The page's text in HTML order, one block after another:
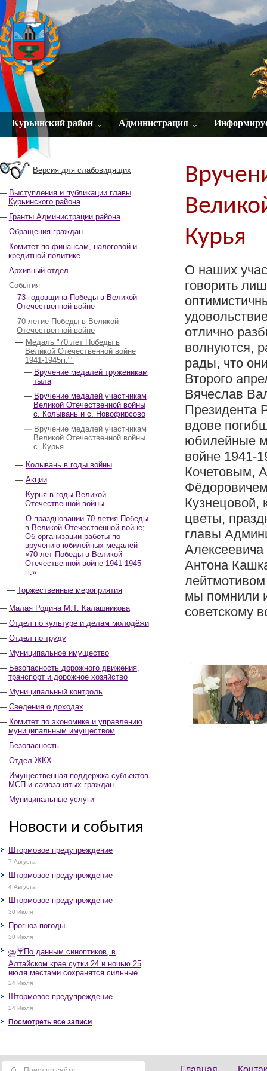
Курьинский район Администрация
Версия для слабовидящих
Выступления и публикации главы
Курьинского района
Гранты Администрации района
Обращения граждан
Комитет по финансам, налоговой и
кредитной политике
Архивный отдел
События
73 годовщина Победы в Великой
Отечественной войне
70-летие Победы в Великой
Отечественной войне
Медаль "70 лет Победы в
Великой Отечественной войне
1941-1945гг.""
Вручение медалей труженикам
тыла
Вручение медалей участникам
Великой Отечественной войны
с. Колывань и с. Новофирсово
Вручение медалей участникам
Великой Отечественной войны
с. Курья
Колывань в годы войны
Акции
Курья в годы Великой
Отечественной войны
О праздновании 70-летия Победы
в Великой Отечественной войне;
Об организации работы по
вручению юбилейных медалей
«70 лет Победы в Великой
Отечественной войне 1941-1945
гг.»
Торжественные мероприятия
Малая Родина М.Т. Калашникова
Отдел по культуре и делам молодёжи
Отдел по труду
Муниципальное имущество
Безопасность дорожного движения,
транспорт и дорожное хозяйство
Муниципальный контроль
Сведения о доходах
Комитет по экономике и управлению
муниципальным имуществом
Безопасность
Отдел ЖКХ
Имущественная поддержка субъектов
МСП и самозанятых граждан
Муниципальные услуги
Новости и события
Штормовое предупреждение
7 Августа
Штормовое предупреждение
4 Августа
Штормовое предупреждение
30 Июля
Прогноз погоды
30 Июля
⛈️☔️По данным синоптиков, в
Алтайском крае сутки 24 и ночью 25
июля местами сохранятся сильные
дожди, грозы, при грозах очень
крупный град, шквалистое усиление
ветра до 17-22 м/с, местами порывы
25 м/с и более.
24 Июля
Штормовое предупреждение
24 Июля
Посмотреть все записи
Курья
О наших
говорить
отлично
волнуются,
рады, что
Второго
Вячеслав
Президента
вдове
юбилейные
войне 1941-
Кочетовым,
Кузнецовой,
цветы,
главы
Антона
мы помнили
советскому